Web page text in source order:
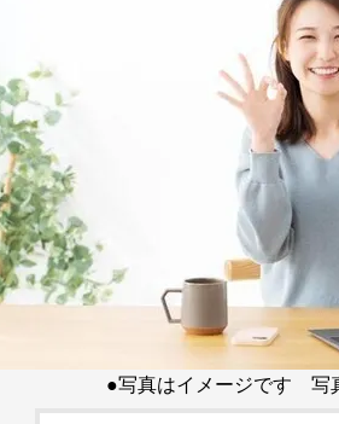
●写真はイメージです 写